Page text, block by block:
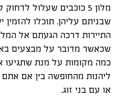
מלון 5 כוכבים שעלול
שבניתם עליהן. תוכלו
התיירות דרכה הגעתם אל
שכאשר מדובר על מבצעים
כמה מקומות על מנת
ליהנות מהחופשה בין אם
או עם בני זוג.